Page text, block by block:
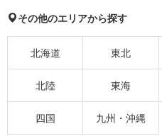
その他のエリアから探す
北海道 東北
北陸 東海
四国 九州・沖縄